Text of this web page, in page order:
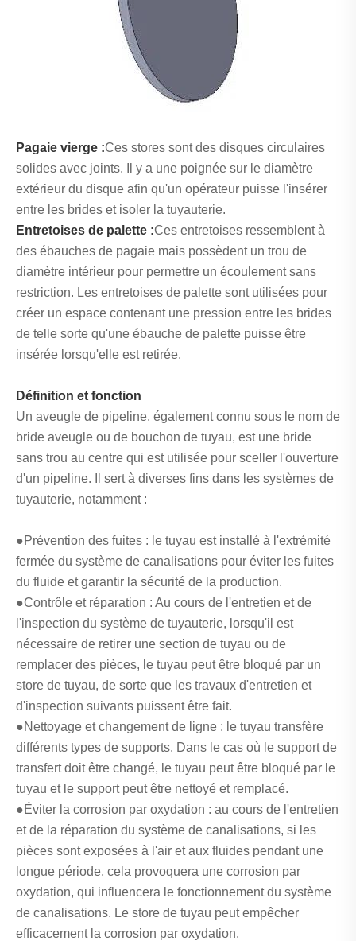
Pagaie vierge :Ces stores sont des disques circulaires
solides avec joints. Il y a une poignée sur le diamètre
extérieur du disque afin qu'un opérateur puisse l'insérer
entre les brides et isoler la tuyauterie.
Entretoises de palette :Ces entretoises ressemblent à
des ébauches de pagaie mais possèdent un trou de
diamètre intérieur pour permettre un écoulement sans
restriction. Les entretoises de palette sont utilisées pour
créer un espace contenant une pression entre les brides
de telle sorte qu'une ébauche de palette puisse être
insérée lorsqu'elle est retirée.
Définition et fonction
Un aveugle de pipeline, également connu sous le nom de
bride aveugle ou de bouchon de tuyau, est une bride
sans trou au centre qui est utilisée pour sceller l'ouverture
d'un pipeline. Il sert à diverses fins dans les systèmes de
tuyauterie, notamment :
●Prévention des fuites : le tuyau est installé à l'extrémité
fermée du système de canalisations pour éviter les fuites
du fluide et garantir la sécurité de la production.
●Contrôle et réparation : Au cours de l'entretien et de
l'inspection du système de tuyauterie, lorsqu'il est
nécessaire de retirer une section de tuyau ou de
remplacer des pièces, le tuyau peut être bloqué par un
store de tuyau, de sorte que les travaux d'entretien et
d'inspection suivants puissent être fait.
●Nettoyage et changement de ligne : le tuyau transfère
différents types de supports. Dans le cas où le support de
transfert doit être changé, le tuyau peut être bloqué par le
tuyau et le support peut être nettoyé et remplacé.
●Éviter la corrosion par oxydation : au cours de l'entretien
et de la réparation du système de canalisations, si les
pièces sont exposées à l'air et aux fluides pendant une
longue période, cela provoquera une corrosion par
oxydation, qui influencera le fonctionnement du système
de canalisations. Le store de tuyau peut empêcher
efficacement la corrosion par oxydation.